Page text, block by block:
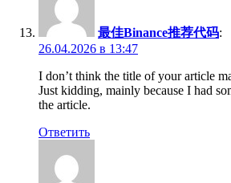
最佳Binance推荐代码:
26.04.2026 в 13:47
I don’t think the title of your article
Just kidding, mainly because I had
the article.
Ответить